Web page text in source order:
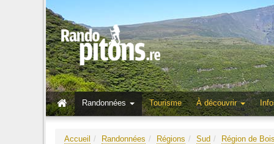
Randonnées
Tourisme À découvrir
Accueil Randonnées Régions Sud Région de